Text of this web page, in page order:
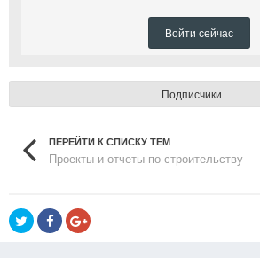
Войти сейчас
Подписчики
ПЕРЕЙТИ К СПИСКУ ТЕМ
Проекты и отчеты по строительству